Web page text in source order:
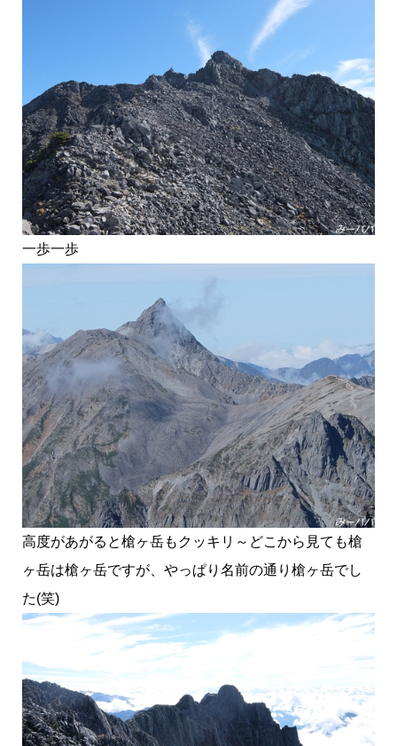
一歩一歩
高度があがると槍ヶ岳もクッキリ～どこから見ても槍
ヶ岳は槍ヶ岳ですが、やっぱり名前の通り槍ヶ岳でし
た(笑)